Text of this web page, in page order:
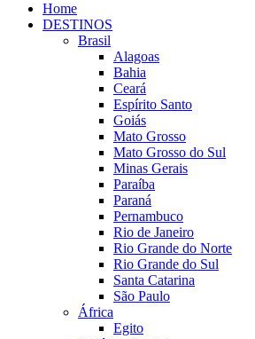
Home
DESTINOS
Brasil
Alagoas
Bahia
Ceará
Espírito Santo
Goiás
Mato Grosso
Mato Grosso do Sul
Minas Gerais
Paraíba
Paraná
Pernambuco
Rio de Janeiro
Rio Grande do Norte
Rio Grande do Sul
Santa Catarina
São Paulo
África
Egito